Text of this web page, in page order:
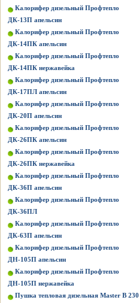
Калорифер дизельный Профтепло
ДК-13П апельсин
Калорифер дизельный Профтепло
ДК-14ПК апельсин
Калорифер дизельный Профтепло
ДК-14ПК нержавейка
Калорифер дизельный Профтепло
ДК-17ПЛ апельсин
Калорифер дизельный Профтепло
ДК-20П апельсин
Калорифер дизельный Профтепло
ДК-26ПК апельсин
Калорифер дизельный Профтепло
ДК-26ПК нержавейка
Калорифер дизельный Профтепло
ДК-36П апельсин
Калорифер дизельный Профтепло
ДК-36ПЛ
Калорифер дизельный Профтепло
ДК-63П апельсин
Калорифер дизельный Профтепло
ДН-105П апельсин
Калорифер дизельный Профтепло
ДН-105П нержавейка
Пушка тепловая дизельная Master B 230